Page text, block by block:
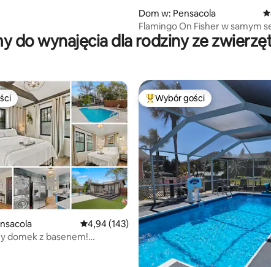
recenzji: 258 Dom w: Pensacola
Flamingo On Fisher w samym
Pensacoli
do wynajęcia dla rodziny ze
recenzji: 219
Średnia ocena: 4,94 na 5, liczba recenzji: 143
4,94 (143)
domek z basenem!
Najpopularniejsze z kategorii
Wybór gości